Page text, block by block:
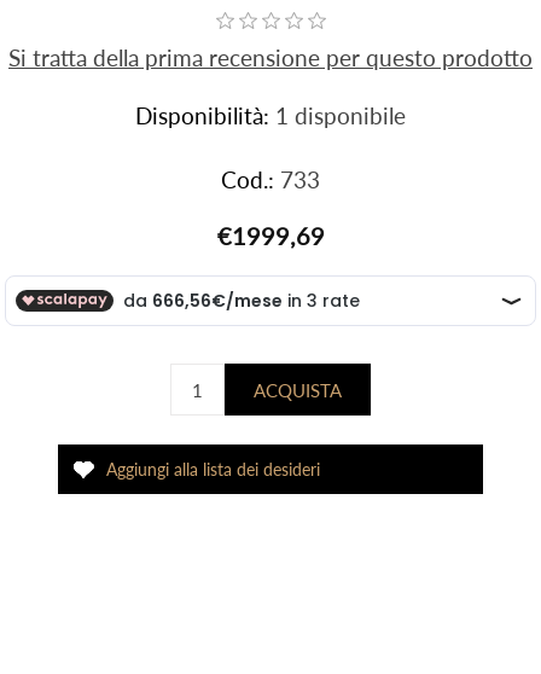
Si tratta della prima recensione per questo prodotto
Disponibilità: 1 disponibile
Cod.: 733
€1999,69